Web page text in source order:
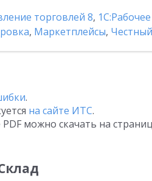
торговлей 8,
, Маркетплейсы,
.
на сайте ИТС.
можно скачать на